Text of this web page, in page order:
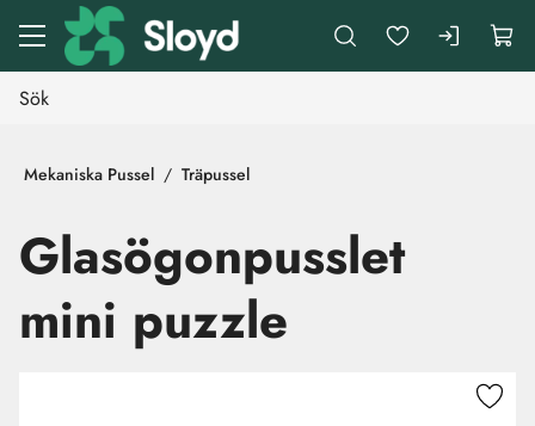
Gå till huvudinnehåll
Mekaniska Pussel Träpussel
Glasögonpusslet
mini puzzle